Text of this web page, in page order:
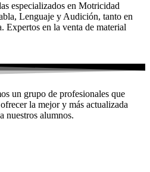
especializados en Motricidad
Lenguaje y Audición, tanto en
Expertos en la venta de material
un grupo de profesionales que
la mejor y más actualizada
nuestros alumnos.